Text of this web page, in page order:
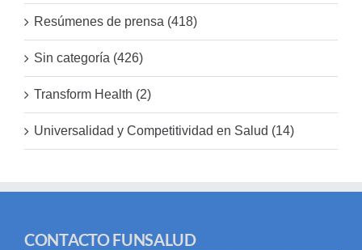
Resúmenes de prensa (418)
Sin categoría (426)
Transform Health (2)
Universalidad y Competitividad en Salud (14)
CONTACTO FUNSALUD